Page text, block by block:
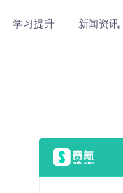
学习提升 新闻资讯